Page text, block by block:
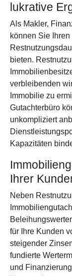
lukrative
Als Makler,
können Sie
bieten.
verbleibenden
Immobilie zu
Gutachterbüro
unkompliziert
Kapazitäten
Ihrer
Neben
für Ihre Kunden
steigender
fundierte
und